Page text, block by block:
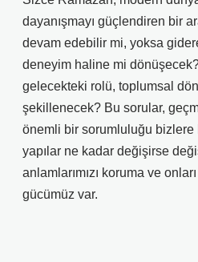
dayanışmayı güçlendiren bir
devam edebilir mi, yoksa
deneyim haline mi dönüşecek?
gelecekteki rolü, toplumsal
şekillenecek? Bu sorular,
önemli bir sorumluluğu bizlere
yapılar ne kadar değişirse
anlamlarımızı koruma ve
gücümüz var.